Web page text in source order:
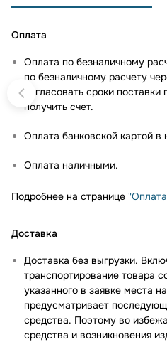
Оплата
Оплата по безналичному
по безналичному расчету
согласовать сроки
получить счет.
Оплата банковской картой
Оплата наличными.
Подробнее на странице
Доставка
Доставка без выгрузки.
транспортирование товара
указанного в заявке места
предусматривает
средства. Поэтому во
средства и возникновения